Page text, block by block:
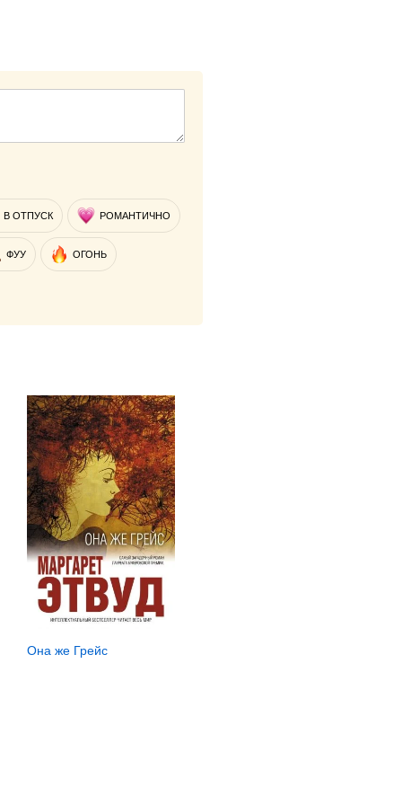
В ОТПУСК РОМАНТИЧНО
ФУУ ОГОНЬ
Она же Грейс